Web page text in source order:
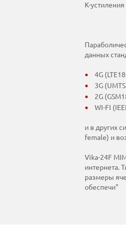
К-
данных
4G
3G
2G
WI-FI
и в других
female) и
Vika-24F
интернета.
размеры
обеспечи"